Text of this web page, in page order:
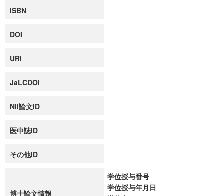
ISBN
DOI
URI
JaLCDOI
NII論文ID
医中誌ID
その他ID
博士論文情報
学位授与番号
学位授与年月日